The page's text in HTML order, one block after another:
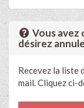
Vous avez
désirez
Recevez la liste
mail. Cliquez ci-